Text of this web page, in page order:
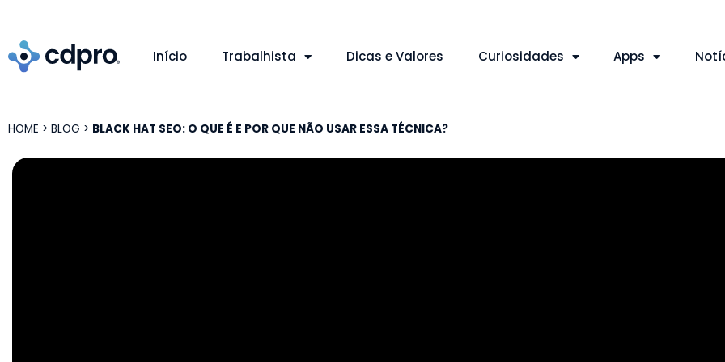
Início Trabalhista Dicas e Valores Curiosidades Apps
HOME > BLOG > BLACK HAT SEO: O QUE É E POR QUE NÃO USAR ESSA TÉCNICA?